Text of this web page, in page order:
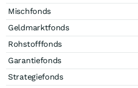
Mischfonds
Geldmarktfonds
Rohstofffonds
Garantiefonds
Strategiefonds